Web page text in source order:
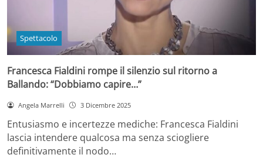
Spettacolo
Francesca Fialdini rompe il silenzio sul ritorno a
Ballando: “Dobbiamo capire…”
Angela Marrelli 3 Dicembre 2025
Entusiasmo e incertezze mediche: Francesca Fialdini
lascia intendere qualcosa ma senza sciogliere
definitivamente il nodo…